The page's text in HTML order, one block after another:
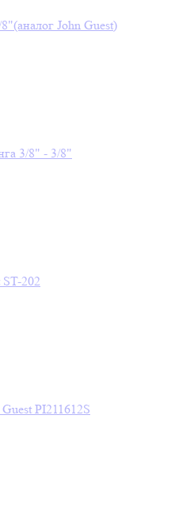
John Guest)
3/8" - 3/8"
202
PI211612S